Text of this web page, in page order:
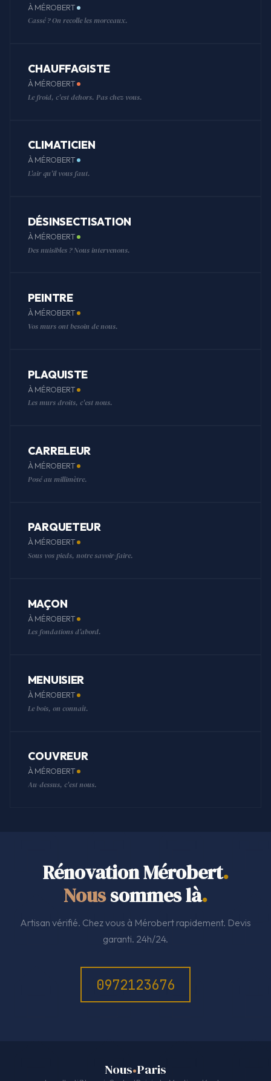
À MÉROBERT
Cassé ? On recolle les morceaux.
CHAUFFAGISTE
À MÉROBERT
Le froid, c'est dehors. Pas chez vous.
CLIMATICIEN
À MÉROBERT
L'air qu'il vous faut.
DÉSINSECTISATION
À MÉROBERT
Des nuisibles ? Nous intervenons.
PEINTRE
À MÉROBERT
Vos murs ont besoin de nous.
PLAQUISTE
À MÉROBERT
Les murs droits, c'est nous.
CARRELEUR
À MÉROBERT
Posé au millimètre.
PARQUETEUR
À MÉROBERT
Sous vos pieds, notre savoir-faire.
MAÇON
À MÉROBERT
Les fondations d'abord.
MENUISIER
À MÉROBERT
Le bois, on connaît.
COUVREUR
À MÉROBERT
Au-dessus, c'est nous.
Rénovation Mérobert.
Noussommes là.
Artisan vérifié. Chez vous à Mérobert rapidement. Devis
garanti. 24h/24.
0972123676
Nous Paris